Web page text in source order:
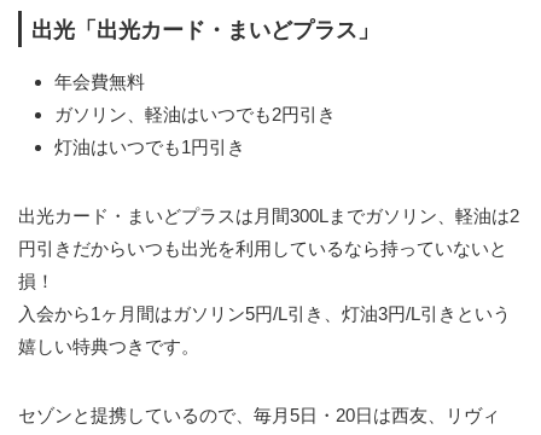
出光「出光カード・まいどプラス」
年会費無料
ガソリン、軽油はいつでも2円引き
灯油はいつでも1円引き
出光カード・まいどプラスは月間300Lまでガソリン、軽油は2
円引きだからいつも出光を利用しているなら持っていないと
損！
入会から1ヶ月間はガソリン5円/L引き、灯油3円/L引きという
嬉しい特典つきです。
セゾンと提携しているので、毎月5日・20日は西友、リヴィ